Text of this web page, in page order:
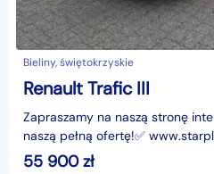
Bieliny, świętokrzyskie
Renault Trafic III
Zapraszamy na naszą stronę
naszą pełną ofertę!✅
Zarejestrowany--
55 900zł